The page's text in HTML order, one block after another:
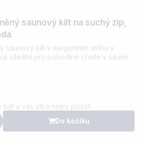
saunový kilt na suchý zip,
saunový kilt v elegantním střihu v
Ideální pro pohodlné chvíle v sauně.
být u vás zítra nebo pozítří
Do košíku